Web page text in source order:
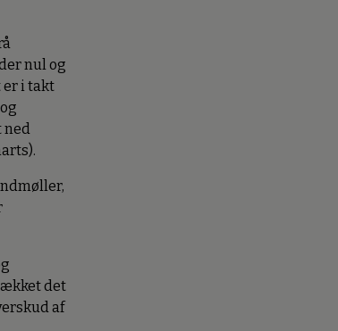
nul og
er i takt
ned
det
af